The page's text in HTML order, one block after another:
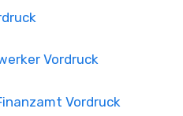
Vordruck
Vordruck